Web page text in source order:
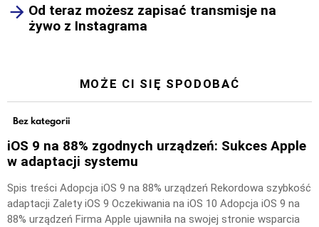
Od teraz możesz zapisać transmisje na
żywo z Instagrama
MOŻE CI SIĘ SPODOBAĆ
Bez kategorii
iOS 9 na 88% zgodnych urządzeń: Sukces Apple
w adaptacji systemu
Spis treści Adopcja iOS 9 na 88% urządzeń Rekordowa szybkość
adaptacji Zalety iOS 9 Oczekiwania na iOS 10 Adopcja iOS 9 na
88% urządzeń Firma Apple ujawniła na swojej stronie wsparcia